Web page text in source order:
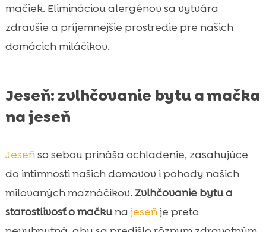
mačiek. Elimináciou alergénov sa vytvára
zdravšie a príjemnejšie prostredie pre našich
domácich miláčikov.
Jeseň: zvlhčovanie bytu a mačka
na jeseň
Jeseňso sebou prináša ochladenie, zasahujúce
do intímnosti našich domovov i pohody našich
milovaných maznáčikov. Zvlhčovanie bytu a
starostlivosť o mačkuna jeseňje preto